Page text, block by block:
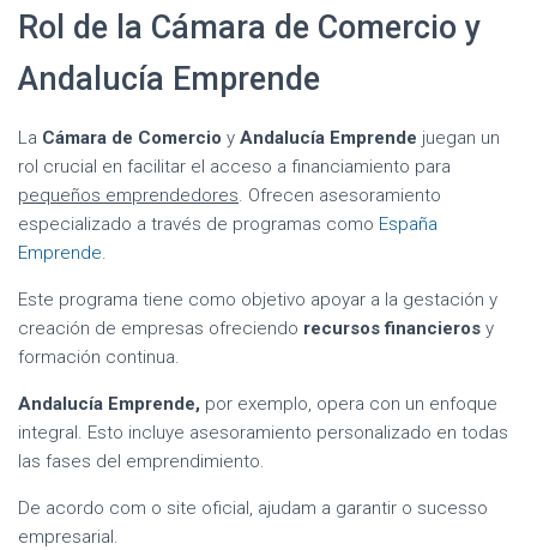
Rol de la Cámara de Comercio y
Andalucía Emprende
La Cámara de Comercio y Andalucía Emprende juegan un
rol crucial en facilitar el acceso a financiamiento para
pequeños emprendedores. Ofrecen asesoramiento
especializado a través de programas como España
Emprende.
Este programa tiene como objetivo apoyar a la gestación y
creación de empresas ofreciendo recursos financieros y
formación continua.
Andalucía Emprende, por exemplo, opera con un enfoque
integral. Esto incluye asesoramiento personalizado en todas
las fases del emprendimiento.
De acordo com o site oficial, ajudam a garantir o sucesso
empresarial.